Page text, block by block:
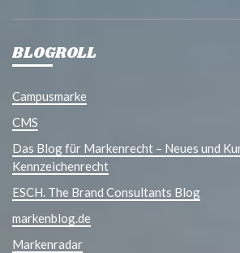
BLOGROLL
Campusmarke
CMS
Das Blog für Markenrecht – Neues und
Kennzeichenrecht
ESCH. The Brand Consultants Blog
markenblog.de
Markenradar